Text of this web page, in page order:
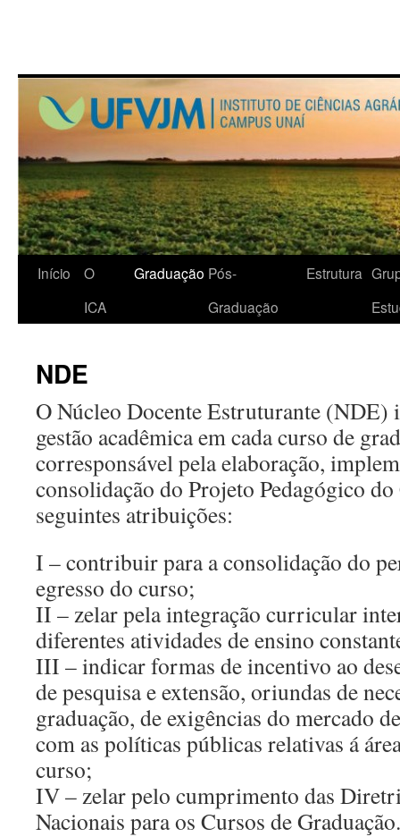
Início
O
ICA
Graduação Pós-
Graduação
Estrutura
NDE
O Núcleo Docente Estruturante (NDE)
gestão acadêmica em cada curso de
corresponsável pela elaboração,
consolidação do Projeto Pedagógico
seguintes atribuições:
I – contribuir para a consolidação do
egresso do curso;
II – zelar pela integração curricular
diferentes atividades de ensino
III – indicar formas de incentivo ao
de pesquisa e extensão, oriundas de
graduação, de exigências do mercado
com as políticas públicas relativas á
curso;
IV – zelar pelo cumprimento das
Nacionais para os Cursos de Graduação.